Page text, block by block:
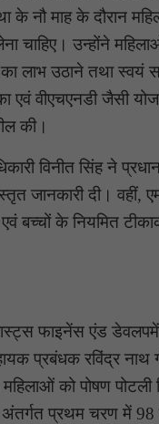
के नौ माह के दौरान
चाहिए। उन्होंने
लाभ उठाने तथा स्वयं
एवं वीएचएनडी जैसी
की।
विनीत सिंह ने
जानकारी दी।
बच्चों के नियमित
फाइनेंस एंड
प्रबंधक रविंद्र नाथ
को पोषण पोटली
प्रथम चरण में 98